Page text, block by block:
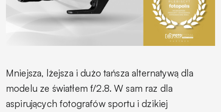
Mniejsza, lżejsza i dużo tańsza alternatywą dla
modelu ze światłem f/2.8. W sam raz dla
aspirujących fotografów sportu i dzikiej